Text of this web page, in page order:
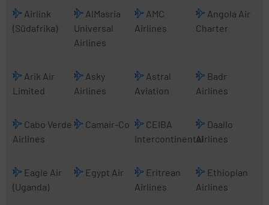
Airlink
(Südafrika)
AlMasria
Universal
Airlines
AMC
Airlines
Angola Air
Charter
Arik Air
Limited
Asky
Airlines
Astral
Aviation
Badr
Airlines
Cabo Verde
Airlines
Camair-Co
CEIBA
Intercontinental
Daallo
Airlines
Eagle Air
(Uganda)
Egypt Air
Eritrean
Airlines
Ethiopian
Airlines